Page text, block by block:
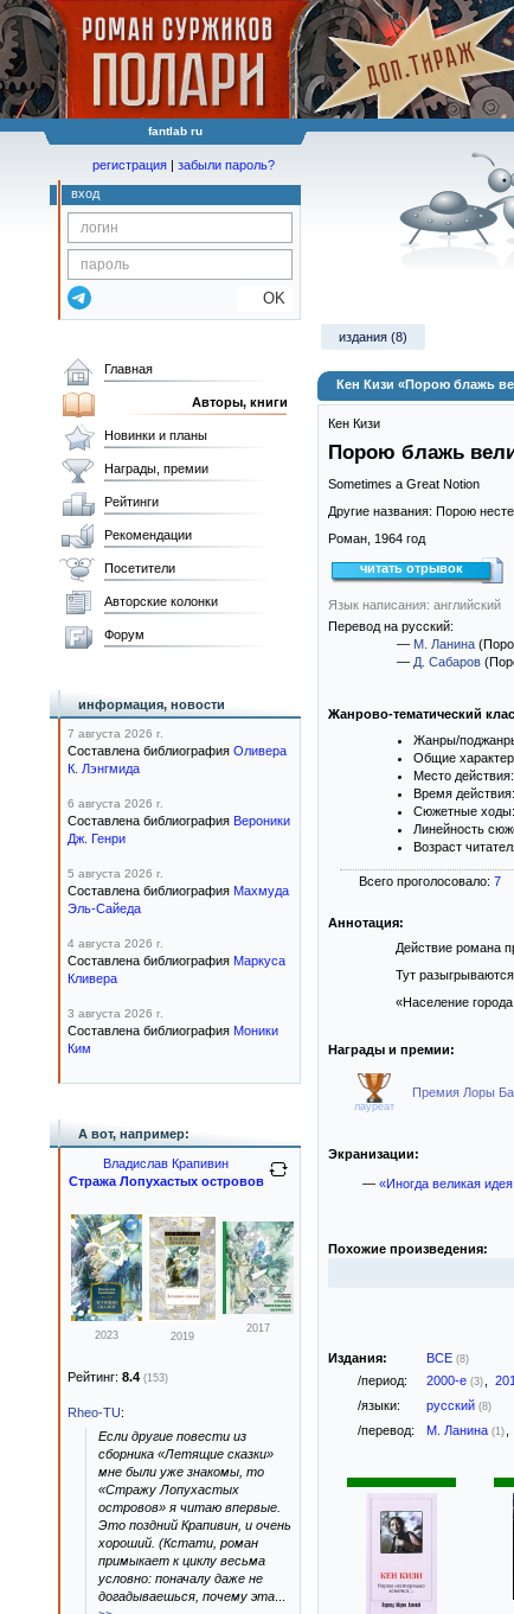
fantlab ru
регистрация | забыли пароль?
вход
OK
издания (8)
Кен Кизи «Порою блажь
Кен Кизи
Порою блажь
Sometimes a Great Notion
Другие названия: Порою
Роман, 1964 год
читать отрывок
Язык написания: английский
Перевод на русский:
— М. Ланина
— Д. Сабаров
Жанрово-тематический
Жанры/
Общие
Место действия:
Время действия:
Сюжетные ходы:
Линейность
Возраст
Всего проголосовало: 7
Аннотация:
Действие романа
Тут
«Население
Награды и премии:
лауреат
Премия Лоры
Экранизации:
— «Иногда великая
Похожие произведения:
Издания: ВСЕ (8)
/период: 2000-е (3)
/языки: русский (8)
/перевод: М. Ланина (1)
Главная
Авторы, книги
Новинки и планы
Награды, премии
Рейтинги
Рекомендации
Посетители
Авторские колонки
Форум
информация, новости
7 августа 2026 г.
Составлена библиография Оливера
К. Лэнгмида
6 августа 2026 г.
Составлена библиография Вероники
Дж. Генри
5 августа 2026 г.
Составлена библиография Махмуда
Эль-Сайеда
4 августа 2026 г.
Составлена библиография Маркуса
Кливера
3 августа 2026 г.
Составлена библиография Моники
Ким
А вот, например:
Владислав Крапивин
Стража Лопухастых островов
2023 2019
2017
Рейтинг: 8.4 (153)
Rheo-TU:
Если другие повести из
сборника «Летящие сказки»
мне были уже знакомы, то
«Стражу Лопухастых
островов» я читаю впервые.
Это поздний Крапивин, и очень
хороший. (Кстати, роман
примыкает к циклу весьма
условно: поначалу даже не
догадываешься, почему эта